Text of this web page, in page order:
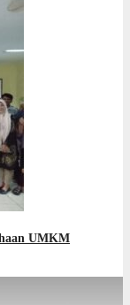
UMKM